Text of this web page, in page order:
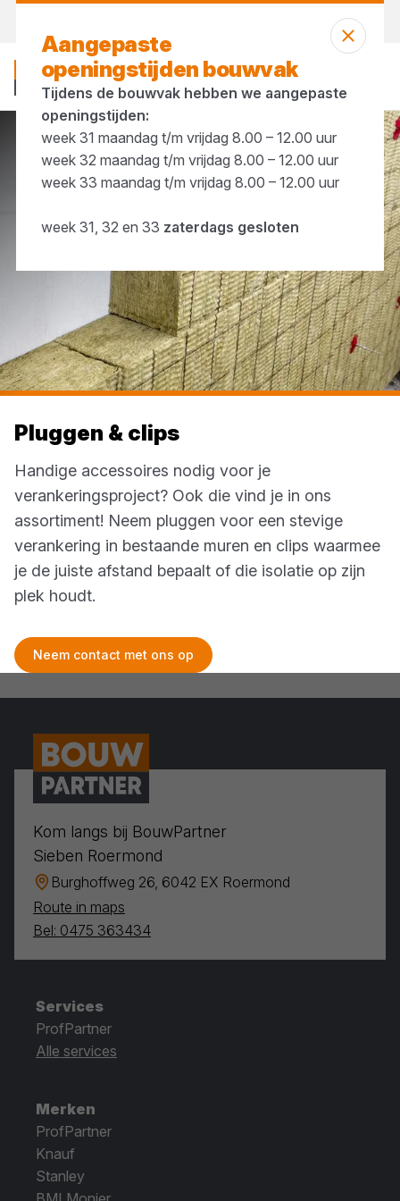
Pluggen & clips
Pluggen & clips
Handige accessoires nodig voor je
verankeringsproject? Ook die vind je in ons
assortiment! Neem pluggen voor een stevige
verankering in bestaande muren en clips waarmee
je de juiste afstand bepaalt of die isolatie op zijn
plek houdt.
Neem contact met ons op
Aangepaste
openingstijden bouwvak
Tijdens de bouwvak hebben we aangepaste
openingstijden:
week 31 maandag t/m vrijdag 8.00 – 12.00 uur
week 32 maandag t/m vrijdag 8.00 – 12.00 uur
week 33 maandag t/m vrijdag 8.00 – 12.00 uur
week 31, 32 en 33 zaterdags gesloten
Kom langs bij BouwPartner
Sieben Roermond
Burghoffweg 26, 6042 EX Roermond
Route in maps
Bel: 0475 363434
Services
ProfPartner
Alle services
Merken
ProfPartner
Knauf
Stanley